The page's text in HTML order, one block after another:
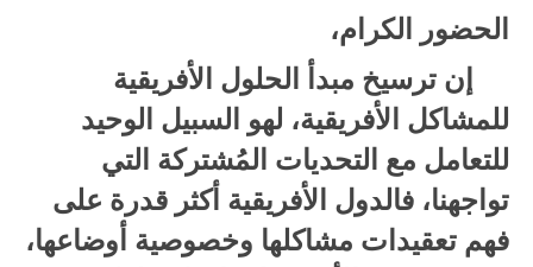
الحضور الكرام،
إن ترسيخ مبدأ الحلول الأفريقية
للمشاكل الأفريقية، لهو السبيل الوحيد
للتعامل مع التحديات المُشتركة التي
تواجهنا، فالدول الأفريقية أكثر قدرة على
فهم تعقيدات مشاكلها وخصوصية أوضاعها،